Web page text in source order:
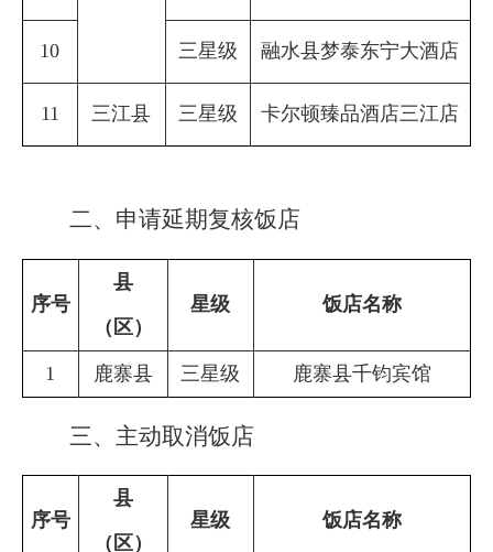
10 三星级 融水县梦泰东宁大酒店
11 三江县 三星级 卡尔顿臻品酒店三江店
二、申请延期复核饭店
序号
县
（区）
星级 饭店名称
1 鹿寨县 三星级 鹿寨县千钧宾馆
三、主动取消饭店
序号
县
（区）
星级 饭店名称